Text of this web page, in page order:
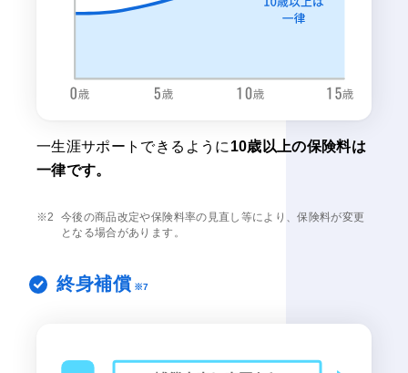
一生涯サポートできるように 10歳以上の保険料は
一律です。
今後の商品改定や保険料率の見直し等により、保険料が変更
となる場合があります。
終身補償 ※7